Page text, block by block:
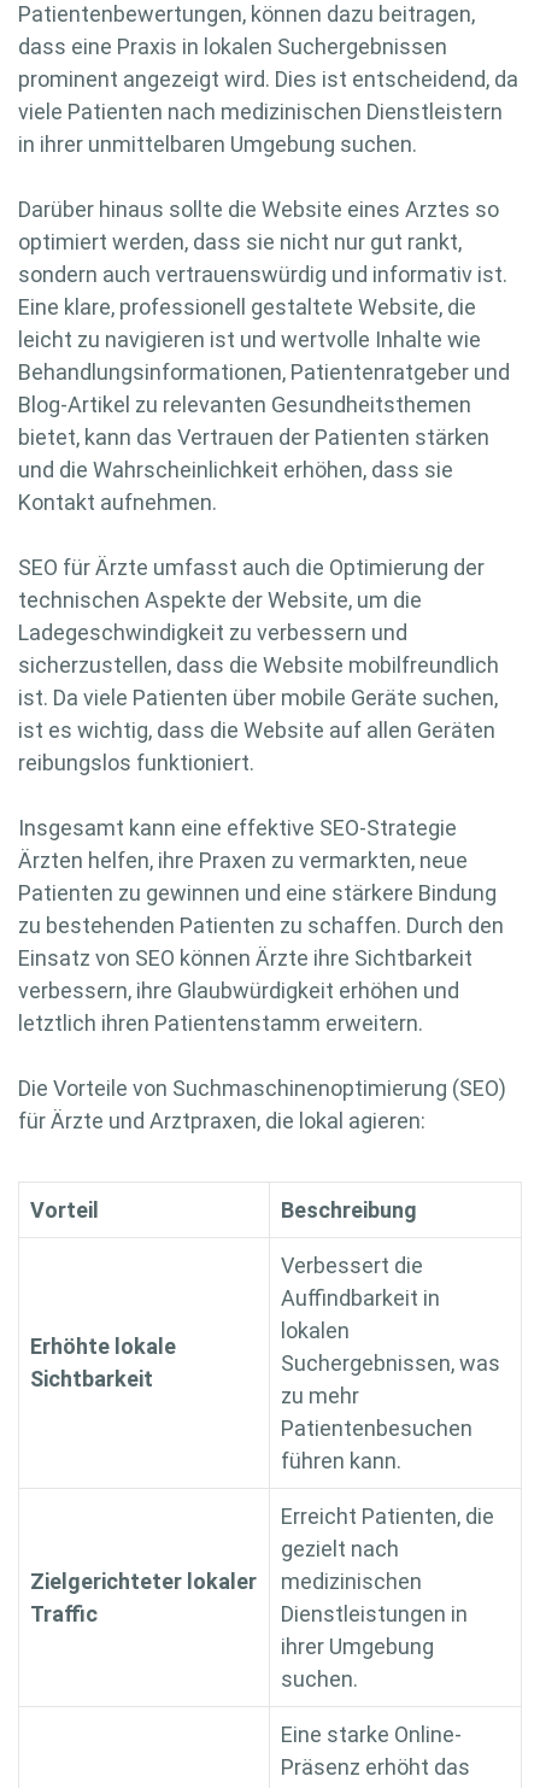
Patientenbewertungen, können dazu beitragen,
dass eine Praxis in lokalen Suchergebnissen
prominent angezeigt wird. Dies ist entscheidend, da
viele Patienten nach medizinischen Dienstleistern
in ihrer unmittelbaren Umgebung suchen.
Darüber hinaus sollte die Website eines Arztes so
optimiert werden, dass sie nicht nur gut rankt,
sondern auch vertrauenswürdig und informativ ist.
Eine klare, professionell gestaltete Website, die
leicht zu navigieren ist und wertvolle Inhalte wie
Behandlungsinformationen, Patientenratgeber und
Blog-Artikel zu relevanten Gesundheitsthemen
bietet, kann das Vertrauen der Patienten stärken
und die Wahrscheinlichkeit erhöhen, dass sie
Kontakt aufnehmen.
SEO für Ärzte umfasst auch die Optimierung der
technischen Aspekte der Website, um die
Ladegeschwindigkeit zu verbessern und
sicherzustellen, dass die Website mobilfreundlich
ist. Da viele Patienten über mobile Geräte suchen,
ist es wichtig, dass die Website auf allen Geräten
reibungslos funktioniert.
Insgesamt kann eine effektive SEO-Strategie
Ärzten helfen, ihre Praxen zu vermarkten, neue
Patienten zu gewinnen und eine stärkere Bindung
zu bestehenden Patienten zu schaffen. Durch den
Einsatz von SEO können Ärzte ihre Sichtbarkeit
verbessern, ihre Glaubwürdigkeit erhöhen und
letztlich ihren Patientenstamm erweitern.
Die Vorteile von Suchmaschinenoptimierung (SEO)
für Ärzte und Arztpraxen, die lokal agieren:
Vorteil Beschreibung
Erhöhte lokale
Sichtbarkeit
Verbessert die
Auffindbarkeit in
lokalen
Suchergebnissen, was
zu mehr
Patientenbesuchen
führen kann.
Zielgerichteter lokaler
Traffic
Erreicht Patienten, die
gezielt nach
medizinischen
Dienstleistungen in
ihrer Umgebung
suchen.
Eine starke Online-
Präsenz erhöht das